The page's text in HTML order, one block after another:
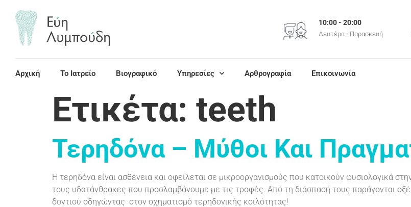
περιεχόμενο
10:00 - 20:00
Δευτέρα - Παρασκευή
Αρχική Το Ιατρείο Βιογραφικό Υπηρεσίες Αρθρογραφία Επικοινωνία
Ετικέτα: teeth
Τερηδόνα – Μύθοι Και
Η τερηδόνα είναι ασθένεια και οφείλεται σε μικροοργανισμούς που κατοικούν φυσιολογικά
τους υδατάνθρακες που προσλαμβάνουμε με τις τροφές. Από τη διάσπασή τους παράγονται
δοντιού οδηγώντας στον σχηματισμό τερηδονικής κοιλότητας!